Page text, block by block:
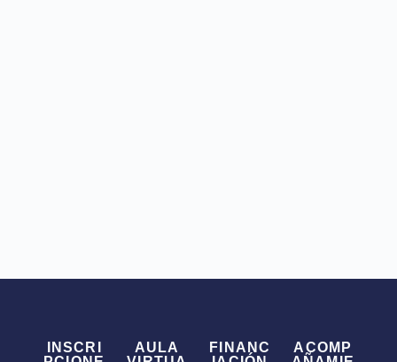
INSCRI
AULA
FINANC
ACOMP